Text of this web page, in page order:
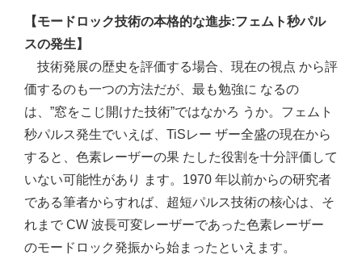
【モードロック技術の本格的な進歩:フェムト秒パル
スの発生】
技術発展の歴史を評価する場合、現在の視点 から評
価するのも一つの方法だが、最も勉強に なるの
は、”窓をこじ開けた技術”ではなかろ うか。フェムト
秒パルス発生でいえば、TiSレー ザー全盛の現在から
すると、色素レーザーの果 たした役割を十分評価して
いない可能性があり ます。1970 年以前からの研究者
である筆者からすれば、超短パルス技術の核心は、そ
れまで CW 波長可変レーザーであった色素レーザー
のモードロック発振から始まったといえます。